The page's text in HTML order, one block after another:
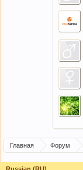
Главная Форум